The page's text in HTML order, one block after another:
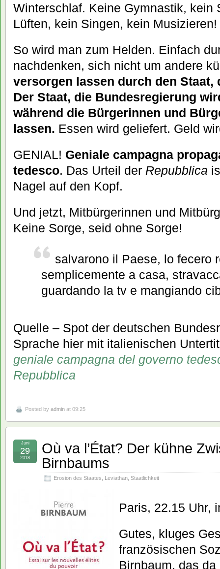
Winterschlaf. Keine Gymnastik, kein
Lüften, kein Singen, kein
So wird man zum Helden. Einfach
nachdenken, sich nicht um andere
versorgen lassen durch den Staat,
Der Staat, die Bundesregierung
während die Bürgerinnen und
lassen. Essen wird geliefert. Geld
GENIAL! Geniale campagna
tedesco. Das Urteil der Repubblica
Nagel auf den Kopf.
Und jetzt, Mitbürgerinnen und
Keine Sorge, seid ohne Sorge!
salvarono il Paese, lo fecero
semplicemente a casa,
guardando la tv e mangiando
Quelle – Spot der deutschen
Sprache hier mit italienischen
geniale campagna del governo
Repubblica
Posted by admin at 09:25
Où va l’État? Der kühne
Birnbaums
Erosion des Staates Leviathan Staatlichkeit
Juni
29
2018
Paris, 22.15 Uhr,
Gutes, kluges
französischen
Birnbaum, das